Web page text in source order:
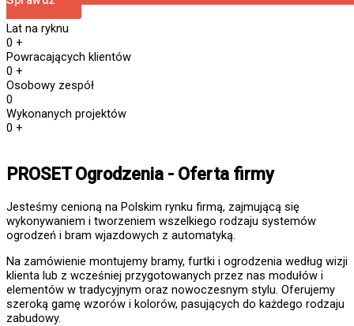
Lat na ryknu
0 +
Powracających klientów
0 +
Osobowy zespół
0
Wykonanych projektów
0 +
PROSET Ogrodzenia - Oferta firmy
Jesteśmy cenioną na Polskim rynku firmą, zajmującą się
wykonywaniem i tworzeniem wszelkiego rodzaju systemów
ogrodzeń i bram wjazdowych z automatyką.
Na zamówienie montujemy bramy, furtki i ogrodzenia według wizji
klienta lub z wcześniej przygotowanych przez nas modułów i
elementów w tradycyjnym oraz nowoczesnym stylu. Oferujemy
szeroką gamę wzorów i kolorów, pasujących do każdego rodzaju
zabudowy.